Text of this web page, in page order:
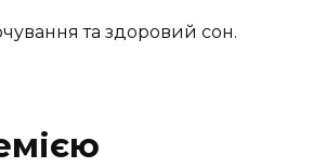
та здоровий сон.